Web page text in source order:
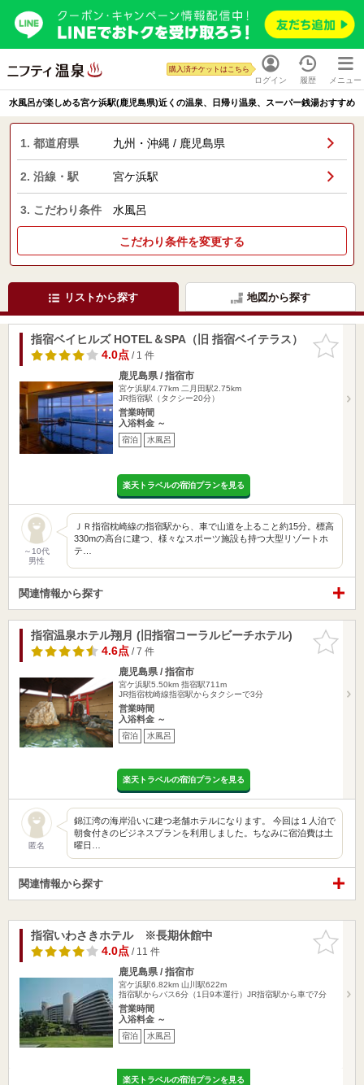
ログイン
購入済チケットはこちら
履歴 メニュー
水風呂が楽しめる宮ケ浜駅(鹿児島県)近くの温泉、日帰り温泉、スーパー銭湯おすすめ
1. 都道府県 九州・沖縄 / 鹿児島県
2. 沿線・駅 宮ケ浜駅
3. こだわり条件 水風呂
こだわり条件を変更する
リストから探す 地図から探す
お気に入
りに追加
指宿ベイヒルズ HOTEL＆SPA（旧 指宿ベイテラス）
4.0点/ 1 件
鹿児島県 / 指宿市
宮ケ浜駅4.77km 二月田駅2.75km
JR指宿駅（タクシー20分）
営業時間
入浴料金 ～
宿泊 水風呂
楽天トラベルの宿泊プランを見る
～10代
男性
ＪＲ指宿枕崎線の指宿駅から、車で山道を上ること約15分。標高
330mの高台に建つ、様々なスポーツ施設も持つ大型リゾートホ
テ…
関連情報から探す
お気に入
りに追加
指宿温泉ホテル翔月 (旧指宿コーラルビーチホテル)
4.6点/ 7 件
鹿児島県 / 指宿市
宮ケ浜駅5.50km 指宿駅711m
JR指宿枕崎線指宿駅からタクシーで3分
営業時間
入浴料金 ～
宿泊 水風呂
楽天トラベルの宿泊プランを見る
匿名
錦江湾の海岸沿いに建つ老舗ホテルになります。 今回は１人泊で
朝食付きのビジネスプランを利用しました。ちなみに宿泊費は土
曜日…
関連情報から探す
お気に入
りに追加
指宿いわさきホテル ※長期休館中
4.0点/ 11 件
鹿児島県 / 指宿市
宮ケ浜駅6.82km 山川駅622m
指宿駅からバス6分（1日9本運行）JR指宿駅から車で7分
営業時間
入浴料金 ～
宿泊 水風呂
楽天トラベルの宿泊プランを見る